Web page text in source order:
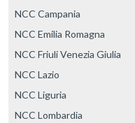
NCC Campania
NCC Emilia Romagna
NCC Friuli Venezia Giulia
NCC Lazio
NCC Liguria
NCC Lombardia